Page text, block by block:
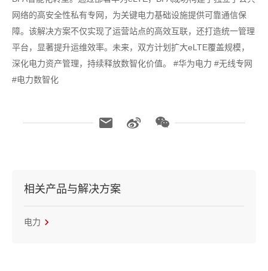
网络的高安全性私有专网，为关键电力基础设施提供可靠通信保
障。该解决方案不仅实现了运营站点的高效互联，还打造统一管理
平台，显著提升运维效率。未来，双方计划扩大eLTE覆盖规模，
深化电力资产管理，持续释放数智化价值。 #华为电力 #无线专网
#电力数智化
相关产品与解决方案
电力